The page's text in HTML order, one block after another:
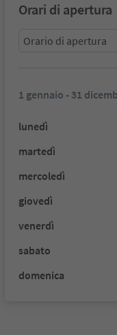
Orari di apertura
Orario di apertura
1 gennaio - 31
lunedì
martedì
mercoledì
giovedì
venerdì
sabato
domenica